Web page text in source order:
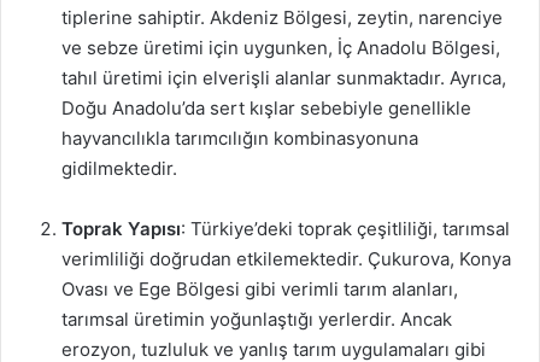
tiplerine sahiptir. Akdeniz Bölgesi, zeytin, narenciye
ve sebze üretimi için uygunken, İç Anadolu Bölgesi,
tahıl üretimi için elverişli alanlar sunmaktadır. Ayrıca,
Doğu Anadolu’da sert kışlar sebebiyle genellikle
hayvancılıkla tarımcılığın kombinasyonuna
gidilmektedir.
Toprak Yapısı: Türkiye’deki toprak çeşitliliği, tarımsal
verimliliği doğrudan etkilemektedir. Çukurova, Konya
Ovası ve Ege Bölgesi gibi verimli tarım alanları,
tarımsal üretimin yoğunlaştığı yerlerdir. Ancak
erozyon, tuzluluk ve yanlış tarım uygulamaları gibi